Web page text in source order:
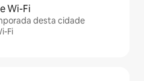
Wi-Fi
desta cidade
Fi